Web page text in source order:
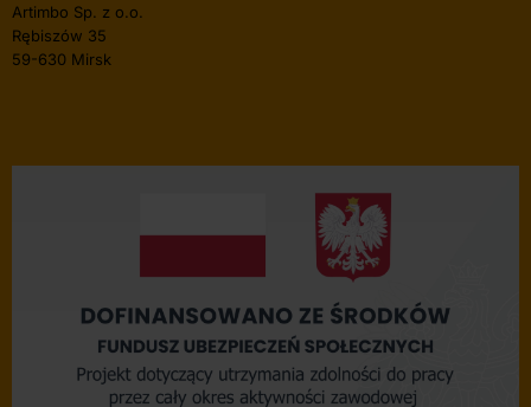
Artimbo Sp. z o.o.
Rębiszów 35
59-630 Mirsk